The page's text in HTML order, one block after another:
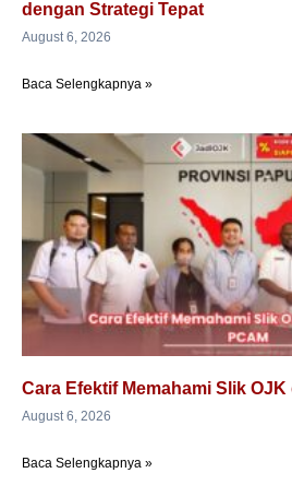
dengan Strategi Tepat
August 6, 2026
Baca Selengkapnya »
Cara Efektif Memahami Slik OJK
August 6, 2026
Baca Selengkapnya »